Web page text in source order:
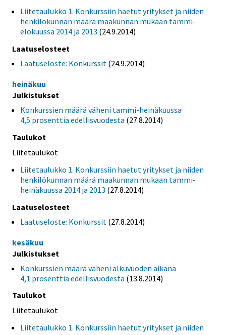
Liitetaulukko 1. Konkurssiin haetut yritykset ja niiden
henkilökunnan määrä maakunnan mukaan tammi-
elokuussa 2014 ja 2013 (24.9.2014)
Laatuselosteet
Laatuseloste: Konkurssit (24.9.2014)
heinäkuu
Julkistukset
Konkurssien määrä väheni tammi-heinäkuussa
4,5 prosenttia edellisvuodesta (27.8.2014)
Taulukot
Liitetaulukot
Liitetaulukko 1. Konkurssiin haetut yritykset ja niiden
henkilökunnan määrä maakunnan mukaan tammi-
heinäkuussa 2014 ja 2013 (27.8.2014)
Laatuselosteet
Laatuseloste: Konkurssit (27.8.2014)
kesäkuu
Julkistukset
Konkurssien määrä väheni alkuvuoden aikana
4,1 prosenttia edellisvuodesta (13.8.2014)
Taulukot
Liitetaulukot
Liitetaulukko 1. Konkurssiin haetut yritykset ja niiden